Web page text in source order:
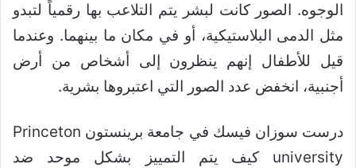
الوجوه. الصور كانت لبشر يتم التلاعب بها رقمياً لتبدو
مثل الدمى البلاستيكية، أو في مكان ما بينهما. وعندما
قيل للأطفال إنهم ينظرون إلى أشخاص من أرض
أجنبية، انخفض عدد الصور التي اعتبروها بشرية.
درست سوزان فيسك في جامعة برينستون Princeton
university كيف يتم التمييز بشكل موحد ضد